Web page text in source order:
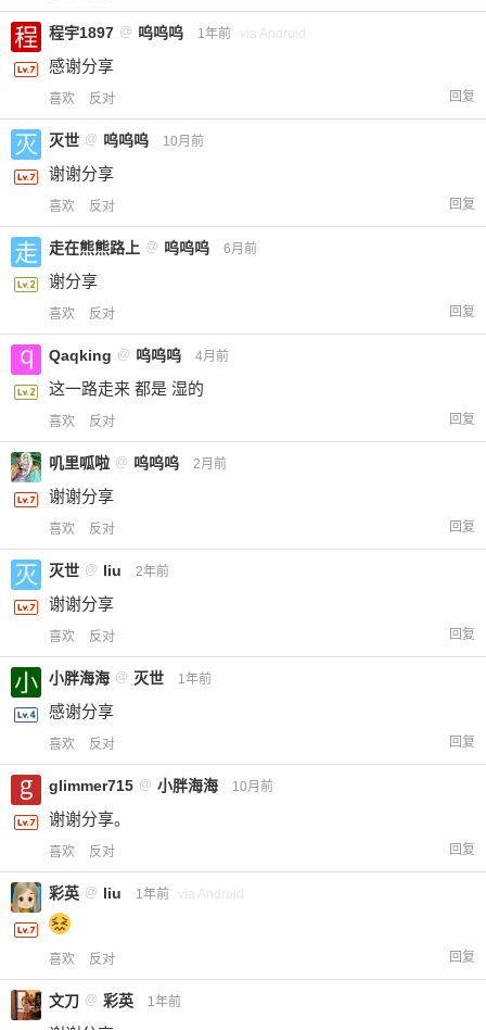
程宇1897 @ 呜呜呜 1年前 via Android
感谢分享
喜欢 反对 回复
灭世 @ 呜呜呜 10月前
谢谢分享
喜欢 反对 回复
走在熊熊路上 @ 呜呜呜 6月前
谢分享
喜欢 反对 回复
Qaqking @ 呜呜呜 4月前
这一路走来 都是 湿的
喜欢 反对 回复
叽里呱啦 @ 呜呜呜 2月前
谢谢分享
喜欢 反对 回复
灭世 @ liu 2年前
谢谢分享
喜欢 反对 回复
小胖海海 @ 灭世 1年前
感谢分享
喜欢 反对 回复
glimmer715 @ 小胖海海 10月前
谢谢分享。
喜欢 反对 回复
彩英 @ liu 1年前 via Android
喜欢 反对 回复
文刀 @ 彩英 1年前